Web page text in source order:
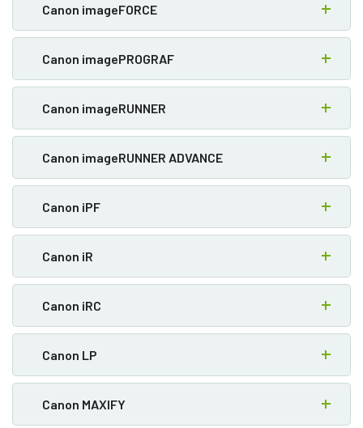
Canon imageFORCE
Canon imagePROGRAF
Canon imageRUNNER
Canon imageRUNNER ADVANCE
Canon iPF
Canon iR
Canon iRC
Canon LP
Canon MAXIFY